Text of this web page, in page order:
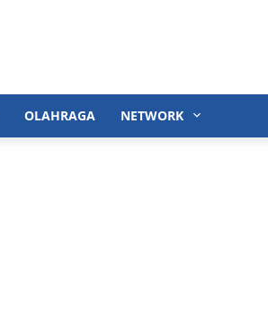
OLAHRAGA NETWORK